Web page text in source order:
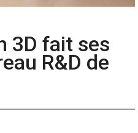
3D fait ses
R&D de